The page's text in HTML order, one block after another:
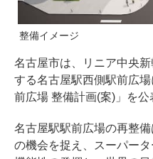
整備イメージ
名古屋市は、リニア中央
する名古屋駅西側駅前広
前広場 整備計画(案)」を公
名古屋駅駅前広場の再整
の機会を捉え、スーパー